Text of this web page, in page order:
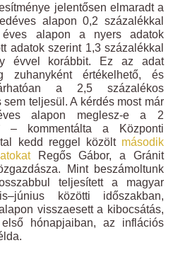
jelentősen elmaradt a
alapon 0,2 százalékkal
éves alapon a nyers adatok
adatok szerint 1,3 százalékkal
évvel korábbit. Ez az adat
zuhanyként értékelhető, és
a 2,5 százalékos
teljesül. A kérdés most már
alapon meglesz-e a 2
– kommentálta a Központi
kedd reggel közölt második
Regős Gábor, a Gránit
Mint beszámoltunk
teljesített a magyar
közötti időszakban,
visszaesett a kibocsátás,
hónapjaiban, az inflációs